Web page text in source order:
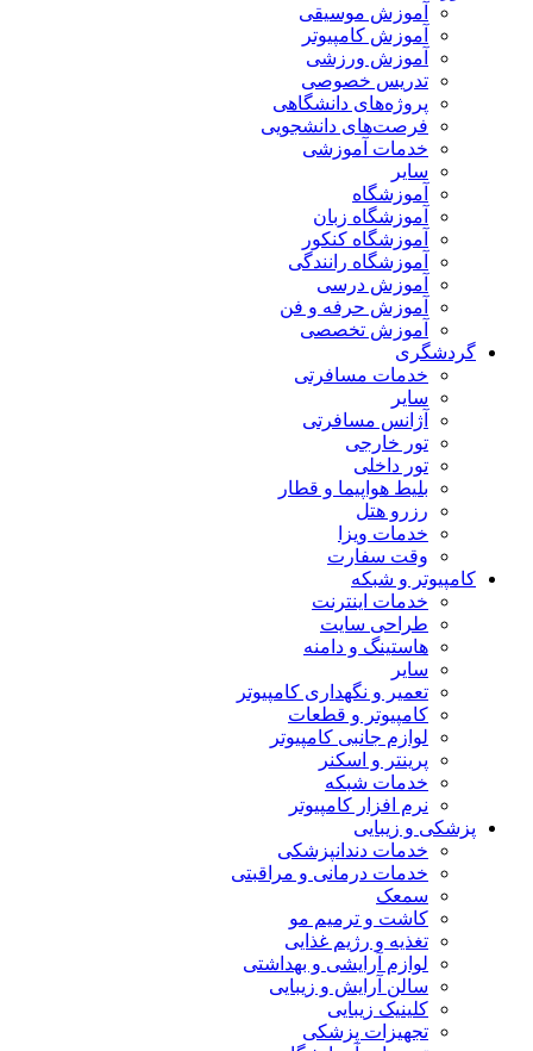
آموزش موسیقی
آموزش کامپیوتر
آموزش ورزشی
تدریس خصوصی
پروژه‌های دانشگاهی
فرصت‌های دانشجویی
خدمات آموزشی
سایر
آموزشگاه
آموزشگاه زبان
آموزشگاه کنکور
آموزشگاه رانندگی
آموزش درسی
آموزش حرفه و فن
آموزش تخصصی
گردشگری
خدمات مسافرتی
سایر
آژانس مسافرتی
تور خارجی
تور داخلی
بلیط هواپیما و قطار
رزرو هتل
خدمات ویزا
وقت سفارت
کامپیوتر و شبکه
خدمات اینترنت
طراحی سایت
هاستینگ و دامنه
سایر
تعمیر و نگهداری کامپیوتر
کامپیوتر و قطعات
لوازم جانبی کامپیوتر
پرینتر و اسکنر
خدمات شبکه
نرم افزار کامپیوتر
پزشکی و زیبایی
خدمات دندانپزشکی
خدمات درمانی و مراقبتی
سمعک
کاشت و ترمیم مو
تغذیه و رژیم غذایی
لوازم آرایشی و بهداشتی
سالن آرایش و زیبایی
کلینیک زیبایی
تجهیزات پزشکی